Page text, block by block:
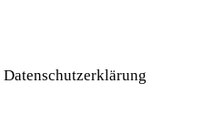
Datenschutzerklärung